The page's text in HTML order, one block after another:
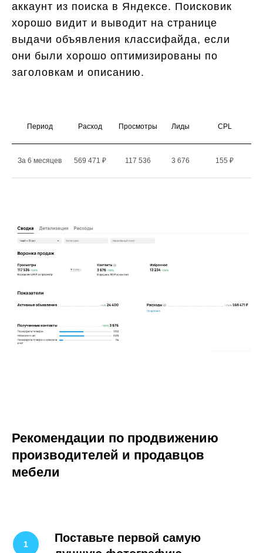
аккаунт из поиска в Яндексе. Поисковик
хорошо видит и выводит на странице
выдачи объявления классифайда, если
они были хорошо оптимизированы по
заголовкам и описанию.
Период Расход Просмотры Лиды CPL
За 6 месяцев 569 471 ₽ 117 536 3 676 155 ₽
Рекомендации по продвижению
производителей и продавцов
мебели
Поставьте первой самую